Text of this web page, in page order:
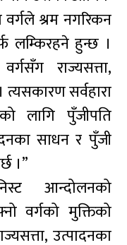
श्रम नगरिकन
लम्किरहने हुन्छ ।
राज्यसत्ता,
सर्वहारा
लागि पुँजीपति
साधन र पुँजी
।”
आन्दोलनको
वर्गको मुक्तिको
उत्पादनका